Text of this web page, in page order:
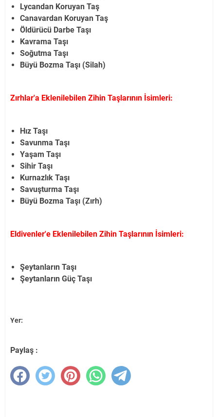
Lycandan Koruyan Taş
Canavardan Koruyan Taş
Öldürücü Darbe Taşı
Kavrama Taşı
Soğutma Taşı
Büyü Bozma Taşı (Silah)
Zırhlar'a Eklenilebilen Zihin Taşlarının İsimleri:
Hız Taşı
Savunma Taşı
Yaşam Taşı
Sihir Taşı
Kurnazlık Taşı
Savuşturma Taşı
Büyü Bozma Taşı (Zırh)
Eldivenler'e Eklenilebilen Zihin Taşlarının İsimleri:
Şeytanların Taşı
Şeytanların Güç Taşı
Yer:
Paylaş :